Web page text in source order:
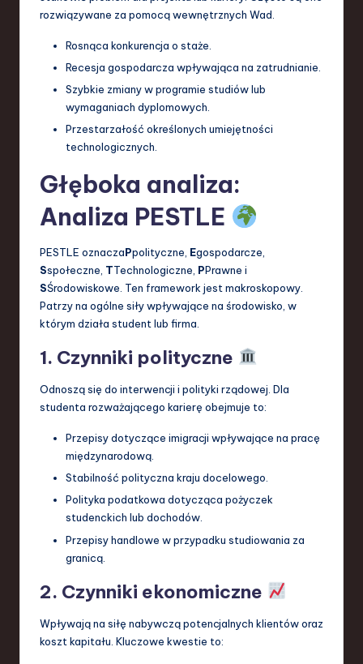
rozwiązywane za pomocą wewnętrznych Wad.
Rosnąca konkurencja o staże.
Recesja gospodarcza wpływająca na zatrudnianie.
Szybkie zmiany w programie studiów lub
wymaganiach dyplomowych.
Przestarzałość określonych umiejętności
technologicznych.
Głęboka analiza:
Analiza PESTLE
PESTLE oznaczaPpolityczne, Egospodarcze,
Sspołeczne, TTechnologiczne, PPrawne i
SŚrodowiskowe. Ten framework jest makroskopowy.
Patrzy na ogólne siły wpływające na środowisko, w
którym działa student lub firma.
1. Czynniki polityczne
Odnoszą się do interwencji i polityki rządowej. Dla
studenta rozważającego karierę obejmuje to:
Przepisy dotyczące imigracji wpływające na pracę
międzynarodową.
Stabilność polityczna kraju docelowego.
Polityka podatkowa dotycząca pożyczek
studenckich lub dochodów.
Przepisy handlowe w przypadku studiowania za
granicą.
2. Czynniki ekonomiczne
Wpływają na siłę nabywczą potencjalnych klientów oraz
koszt kapitału. Kluczowe kwestie to: